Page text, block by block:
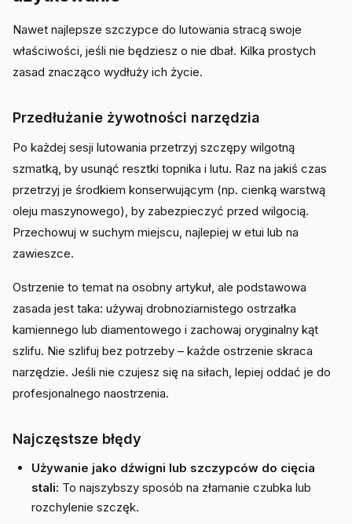
Nawet najlepsze szczypce do lutowania stracą swoje
właściwości, jeśli nie będziesz o nie dbał. Kilka prostych
zasad znacząco wydłuży ich życie.
Przedłużanie żywotności narzędzia
Po każdej sesji lutowania przetrzyj szczępy wilgotną
szmatką, by usunąć resztki topnika i lutu. Raz na jakiś czas
przetrzyj je środkiem konserwującym (np. cienką warstwą
oleju maszynowego), by zabezpieczyć przed wilgocią.
Przechowuj w suchym miejscu, najlepiej w etui lub na
zawieszce.
Ostrzenie to temat na osobny artykuł, ale podstawowa
zasada jest taka: używaj drobnoziarnistego ostrzałka
kamiennego lub diamentowego i zachowaj oryginalny kąt
szlifu. Nie szlifuj bez potrzeby – każde ostrzenie skraca
narzędzie. Jeśli nie czujesz się na siłach, lepiej oddać je do
profesjonalnego naostrzenia.
Najczęstsze błędy
Używanie jako dźwigni lub szczypców do cięcia
stali: To najszybszy sposób na złamanie czubka lub
rozchylenie szczęk.